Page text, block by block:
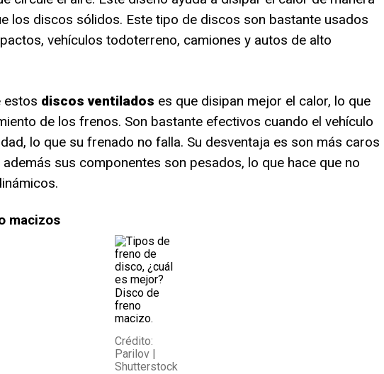
los discos sólidos. Este tipo de discos son bastante usados
vehículos todoterreno, camiones y autos de alto
estos discos ventilados es que disipan mejor el calor, lo que
de los frenos. Son bastante efectivos cuando el vehículo
lo que su frenado no falla. Su desventaja es son más caros
sus componentes son pesados, lo que hace que no
macizos
Disco de
freno
macizo.
Crédito:
Parilov |
Shutterstock